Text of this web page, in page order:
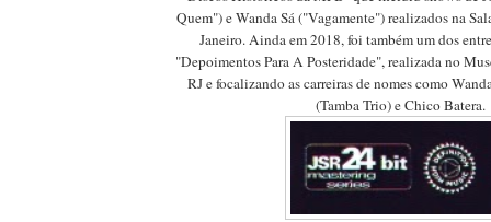
Quem") e Wanda Sá ("Vagamente") realizados na
Janeiro. Ainda em 2018, foi também um dos
"Depoimentos Para A Posteridade", realizada no
RJ e focalizando as carreiras de nomes como
(Tamba Trio) e Chico Batera.